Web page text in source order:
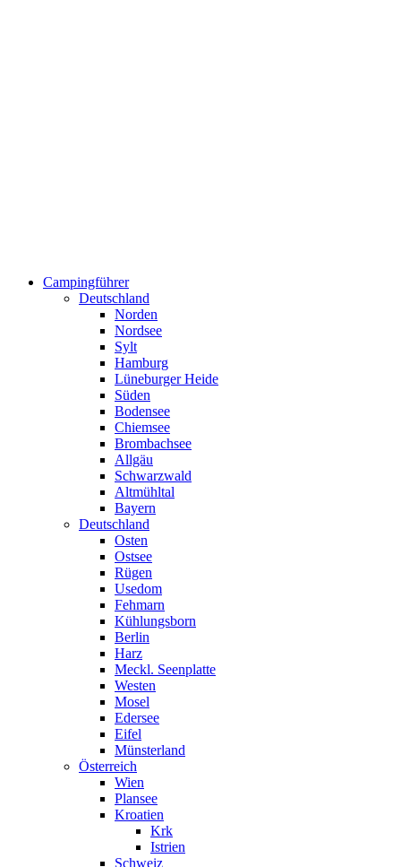
Campingführer
Deutschland
Norden
Nordsee
Sylt
Hamburg
Lüneburger Heide
Süden
Bodensee
Chiemsee
Brombachsee
Allgäu
Schwarzwald
Altmühltal
Bayern
Deutschland
Osten
Ostsee
Rügen
Usedom
Fehmarn
Kühlungsborn
Berlin
Harz
Meckl. Seenplatte
Westen
Mosel
Edersee
Eifel
Münsterland
Österreich
Wien
Plansee
Kroatien
Krk
Istrien
Schweiz